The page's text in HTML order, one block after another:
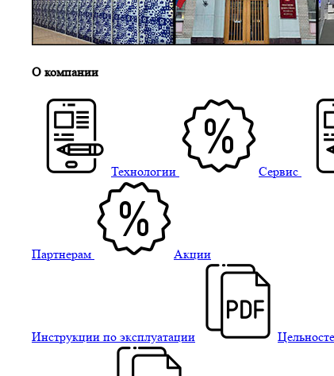
О компании
Технологии Сервис
Партнерам Акции
Инструкции по эксплуатации